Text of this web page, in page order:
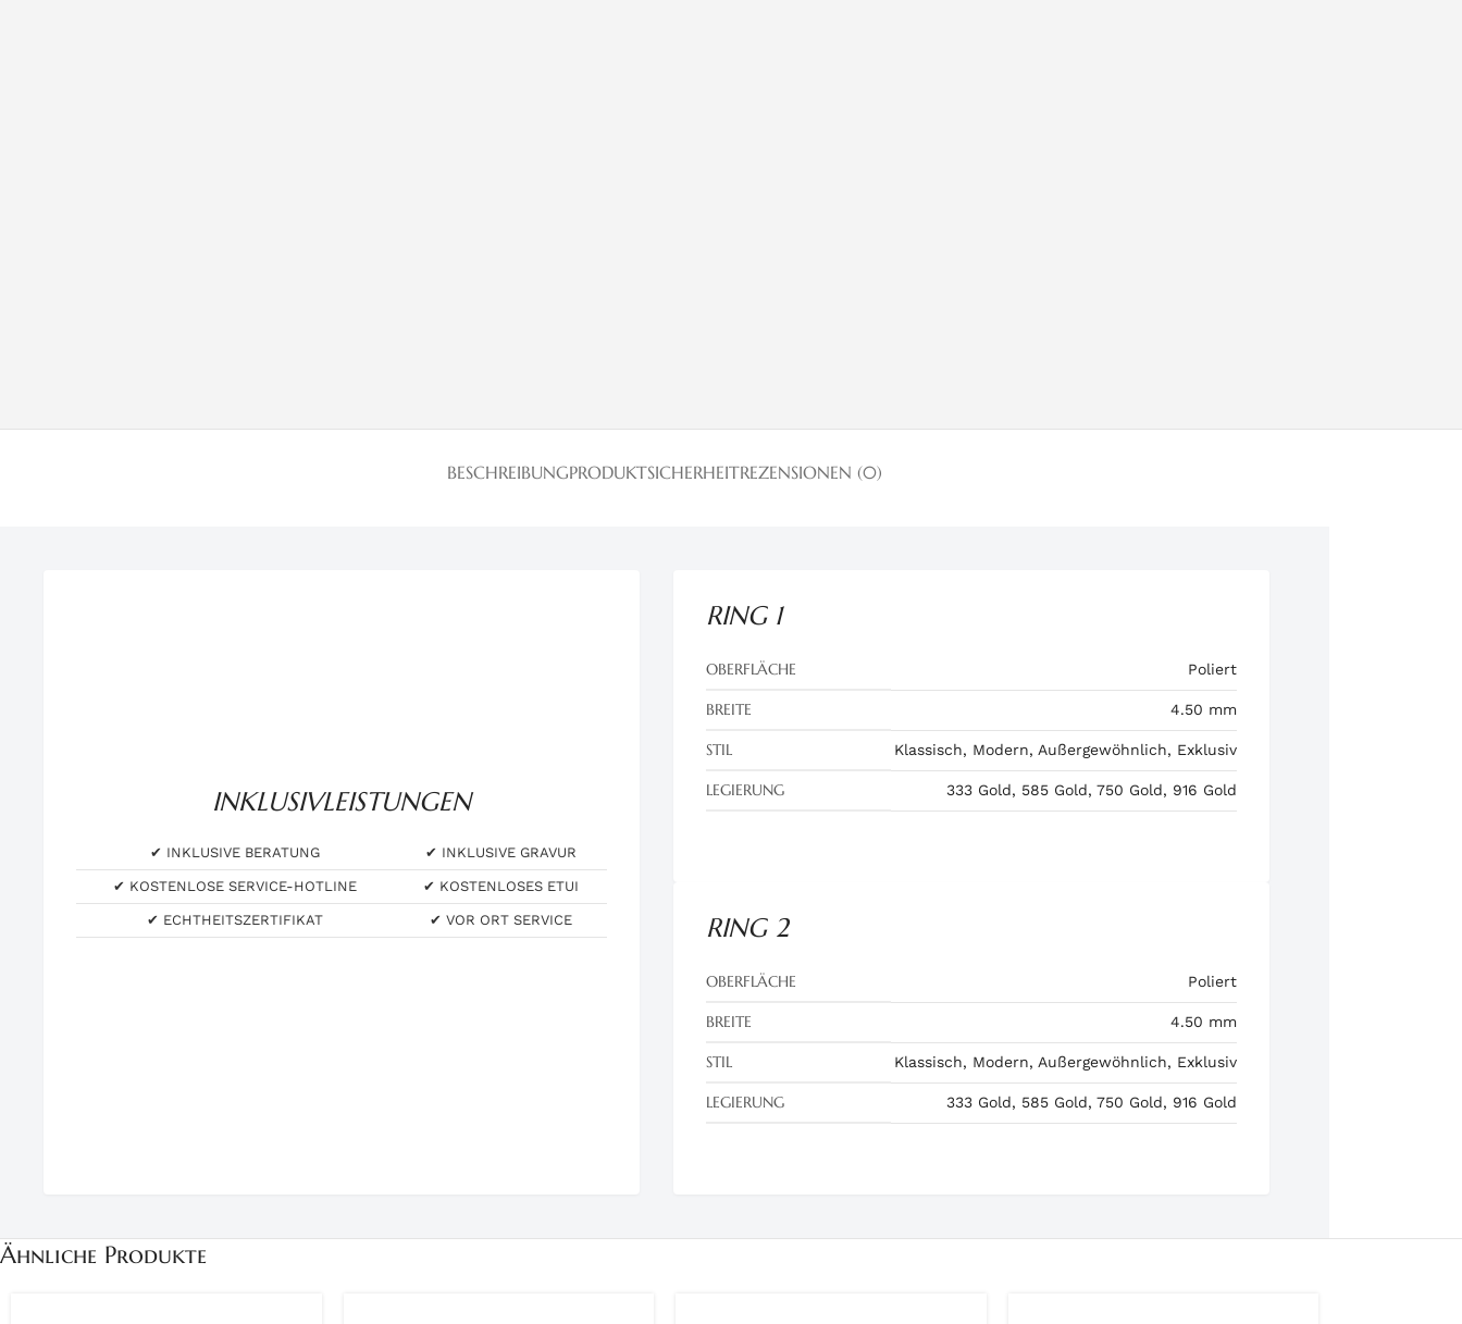
BESCHREIBUNGPRODUKTSICHERHEITREZENSIONEN (0)
RING 1
OBERFLÄCHE Poliert
BREITE 4.50 mm
STIL Klassisch, Modern, Außergewöhnlich, Exklusiv
LEGIERUNG 333 Gold, 585 Gold, 750 Gold, 916 Gold
RING 2
OBERFLÄCHE Poliert
BREITE 4.50 mm
STIL Klassisch, Modern, Außergewöhnlich, Exklusiv
LEGIERUNG 333 Gold, 585 Gold, 750 Gold, 916 Gold
INKLUSIVLEISTUNGEN
✔ INKLUSIVE BERATUNG ✔ INKLUSIVE GRAVUR
✔ KOSTENLOSE SERVICE-HOTLINE ✔ KOSTENLOSES ETUI
✔ ECHTHEITSZERTIFIKAT ✔ VOR ORT SERVICE
Ähnliche Produkte